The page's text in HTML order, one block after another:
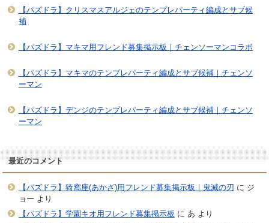
【パズドラ】クリスマスアルジェのテンプレパーティ編成とサブ候
補
【パズドラ】マキマ用フレンド募集掲示板｜チェンソーマンコラボ
【パズドラ】マキマのテンプレパーティ編成とサブ候補｜チェンソ
ーマン
【パズドラ】デンジのテンプレパーティ編成とサブ候補｜チェンソ
ーマン
最近のコメント
【パズドラ】猗窩座(あかざ)用フレンド募集掲示板｜鬼滅の刃 に ジ
ョー より
【パズドラ】学園キオ用フレンド募集掲示板 に あ より